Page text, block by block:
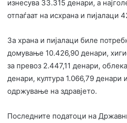
изнесува 33.315 денари, а
отпаѓаат на исхрана и пијалаци
За храна и пијалаци биле
домување 10.426,90 денари,
за превоз 2.447,11 денари,
денари, култура 1.066,79 денари
одржување на здравјето.
Последните податоци на